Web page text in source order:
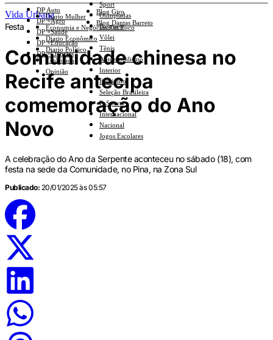
Sport
Olimpíadas
Basquete
Vôlei
Tênis
Automobilismo
Interior
Feminino
Seleção Brasileira
E-Sports
Internacional
Nacional
Jogos Escolares
DP Auto
DP +Agro
DP +Saúde
DP +Educação
DP +Ciências
Diario Mulher
Economia e Negócios Em Foco
Diario Econômico
Diario Político
Esplanada
Opinião
Blog Giro
Blog Dantas Barreto
Vida Urbana
Festa
Comunidade chinesa no
Recife antecipa
comemoração do Ano
Novo
A celebração do Ano da Serpente aconteceu no sábado (18), com
festa na sede da Comunidade, no Pina, na Zona Sul
Publicado: 20/01/2025 às 05:57